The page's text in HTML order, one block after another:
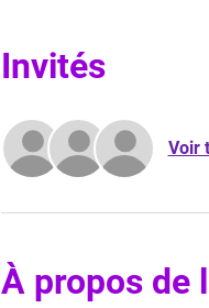
Invités
Voir
À propos de